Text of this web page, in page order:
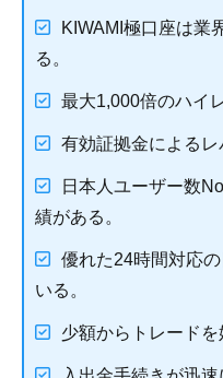
KIWAMI極口座は業
る。
最大1,000倍のハイ
有効証拠金によるレ
日本人ユーザー数
績がある。
優れた24時間対応
いる。
少額からトレードを